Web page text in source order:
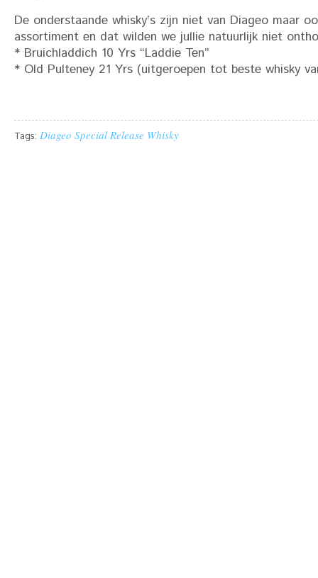
De onderstaande whisky’s zijn niet van Diageo maar
assortiment en dat wilden we jullie natuurlijk niet
* Bruichladdich 10 Yrs “Laddie Ten”
* Old Pulteney 21 Yrs (uitgeroepen tot beste whisky
Tags: Diageo Special Release Whisky